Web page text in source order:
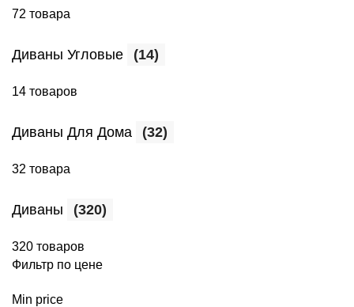
72 товара
Диваны Угловые (14)
14 товаров
Диваны Для Дома (32)
32 товара
Диваны (320)
320 товаров
Фильтр по цене
Min price